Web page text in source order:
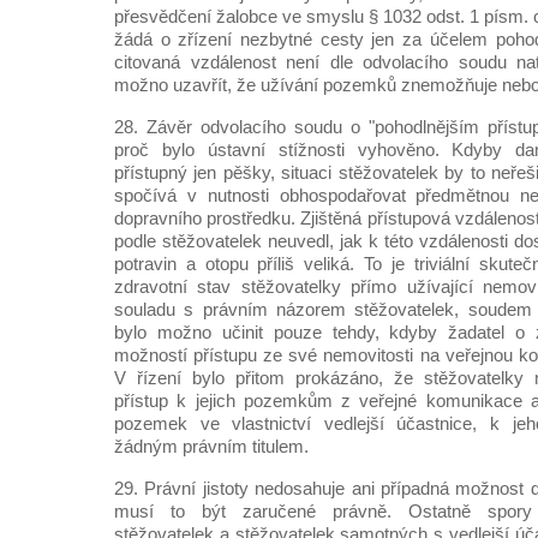
přesvědčení žalobce ve smyslu § 1032 odst. 1 písm.
žádá o zřízení nezbytné cesty jen za účelem
citovaná vzdálenost není dle odvolacího soudu
možno uzavřít, že užívání pozemků znemožňuje
28. Závěr odvolacího soudu o "pohodlnějším
proč bylo ústavní stížnosti vyhověno. Kdyby
přístupný jen pěšky, situaci stěžovatelek by to
spočívá v nutnosti obhospodařovat předmětnou
dopravního prostředku. Zjištěná přístupová
podle stěžovatelek neuvedl, jak k této vzdálenosti
potravin a otopu příliš veliká. To je triviální
zdravotní stav stěžovatelky přímo užívající
souladu s právním názorem stěžovatelek,
bylo možno učinit pouze tehdy, kdyby žadatel o
možností přístupu ze své nemovitosti na veřejnou
V řízení bylo přitom prokázáno, že stěžovatelky
přístup k jejich pozemkům z veřejné komunikace
pozemek ve vlastnictví vedlejší účastnice, k
žádným právním titulem.
29. Právní jistoty nedosahuje ani případná možnost
musí to být zaručené právně. Ostatně spory
stěžovatelek a stěžovatelek samotných s vedlejší